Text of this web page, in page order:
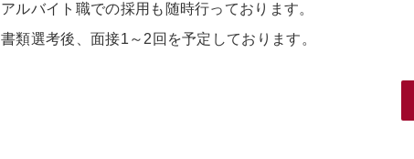
アルバイト職での採用も随時行っております。
書類選考後、面接1～2回を予定しております。